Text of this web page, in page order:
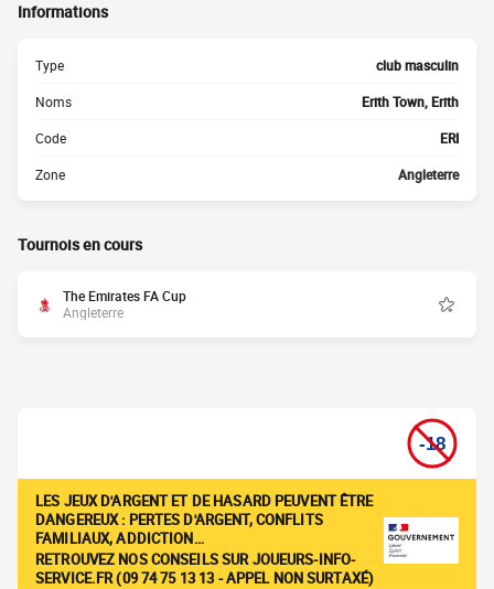
Informations
Type club masculin
Noms Erith Town, Erith
Code ERI
Zone Angleterre
Tournois en cours
The Emirates FA Cup
Angleterre
LES JEUX D'ARGENT ET DE HASARD PEUVENT ÊTRE
DANGEREUX : PERTES D'ARGENT, CONFLITS
FAMILIAUX, ADDICTION…
RETROUVEZ NOS CONSEILS SUR JOUEURS-INFO-
SERVICE.FR (09 74 75 13 13 - APPEL NON SURTAXÉ)